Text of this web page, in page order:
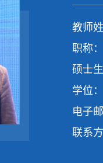
教师
职称
硕士
学位
电子
联系